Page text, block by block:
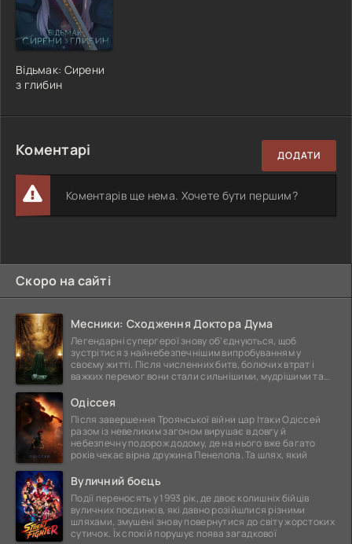
Відьмак: Сирени
з глибин
Коментарі ДОДАТИ
Коментарів ще нема. Хочете бути першим?
Скоро на сайті
Месники: Сходження Доктора Дума
Легендарні супергерої знову об'єднуються, щоб
зустрітися з найнебезпечнішим випробуванням у
своєму житті. Після численних битв, болючих втрат і
важких перемог вони стали сильнішими, мудрішими та
Одіссея
Після завершення Троянської війни цар Ітаки Одіссей
разом із невеликим загоном вирушає в довгу й
небезпечну подорож додому, де на нього вже багато
років чекає вірна дружина Пенелопа. Та шлях, який
Вуличний боєць
Події переносять у 1993 рік, де двоє колишніх бійців
вуличних поєдинків, які давно розійшлися різними
шляхами, змушені знову повернутися до світу жорстоких
сутичок. Їх спокій порушує поява загадкової